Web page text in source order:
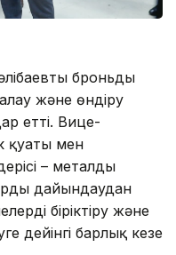
броньды
және өндіру
етті. Вице-
қуаты мен
– металды
дайындаудан
біріктіру және
дейінгі барлық кезең